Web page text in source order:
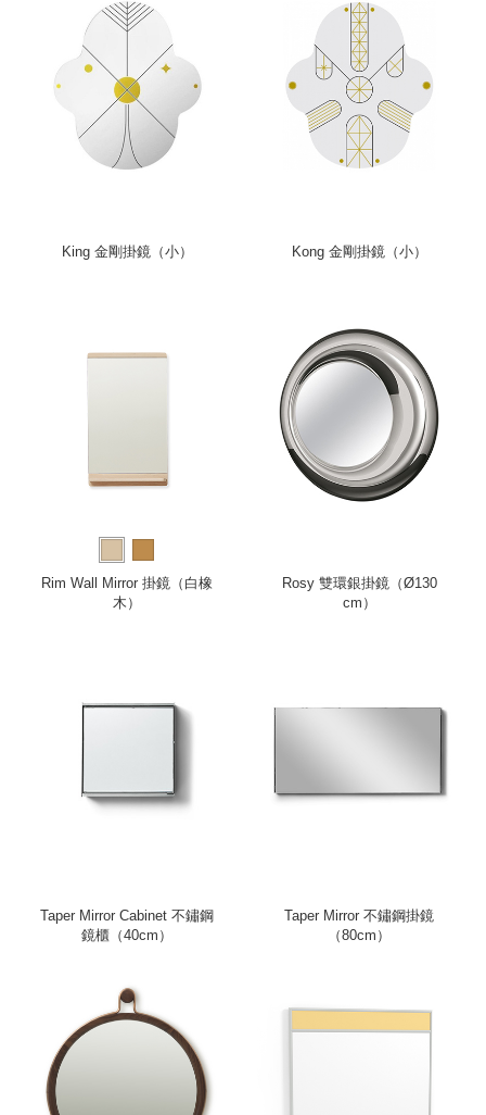
King 金剛掛鏡（小） Kong 金剛掛鏡（小）
Rim Wall Mirror 掛鏡（白橡
木）
Rosy 雙環銀掛鏡（Ø130
cm）
Taper Mirror Cabinet 不鏽鋼
鏡櫃（40cm）
Taper Mirror 不鏽鋼掛鏡
（80cm）